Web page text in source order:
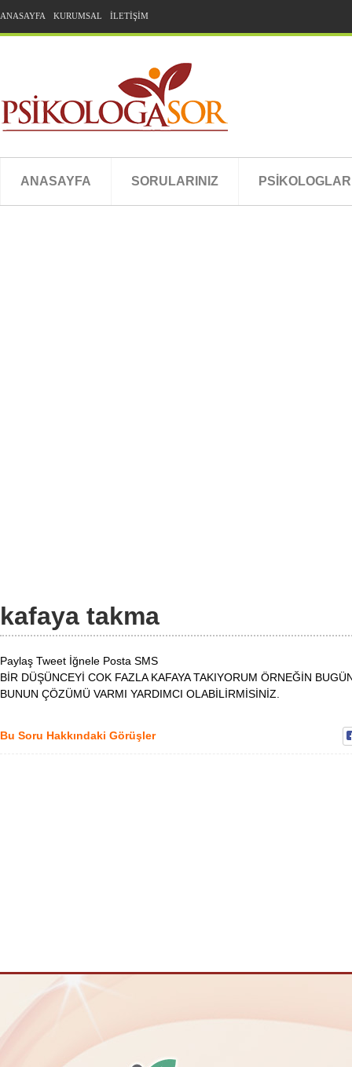
ANASAYFA KURUMSAL İLETİŞİM
ANASAYFA SORULARINIZ
kafaya takma
Paylaş Tweet İğnele Posta SMS
BİR DÜŞÜNCEYİ COK FAZLA KAFAYA TAKIYORUM ÖRNEĞİN
BUNUN ÇÖZÜMÜ VARMI YARDIMCI OLABİLİRMİSİNİZ.
Bu Soru Hakkındaki Görüşler